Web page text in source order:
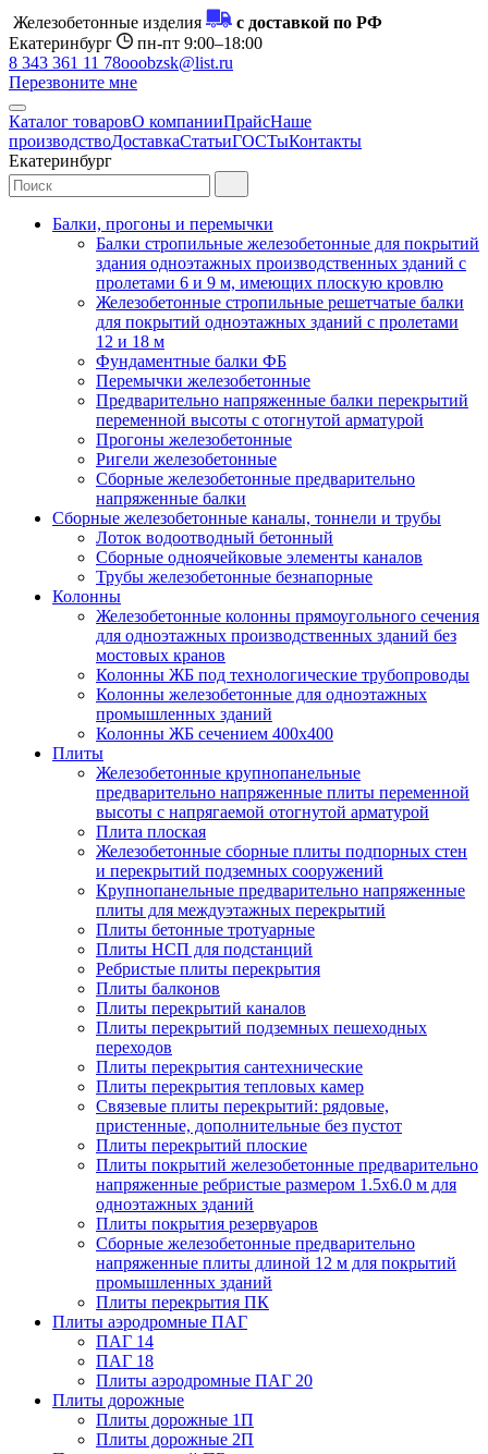
Железобетонные изделия
с доставкой по РФ
Екатеринбург
пн-пт 9:00–18:00
8 343 361 11 78ooobzsk@list.ru
Перезвоните мне
Каталог товаровО компанииПрайсНаше
производствоДоставкаСтатьиГОСТыКонтакты
Екатеринбург
Балки, прогоны и перемычки
Балки стропильные железобетонные для покрытий
здания одноэтажных производственных зданий с
пролетами 6 и 9 м, имеющих плоскую кровлю
Железобетонные стропильные решетчатые балки
для покрытий одноэтажных зданий с пролетами
12 и 18 м
Фундаментные балки ФБ
Перемычки железобетонные
Предварительно напряженные балки перекрытий
переменной высоты с отогнутой арматурой
Прогоны железобетонные
Ригели железобетонные
Сборные железобетонные предварительно
напряженные балки
Сборные железобетонные каналы, тоннели и трубы
Лоток водоотводный бетонный
Сборные одноячейковые элементы каналов
Трубы железобетонные безнапорные
Колонны
Железобетонные колонны прямоугольного сечения
для одноэтажных производственных зданий без
мостовых кранов
Колонны ЖБ под технологические трубопроводы
Колонны железобетонные для одноэтажных
промышленных зданий
Колонны ЖБ сечением 400х400
Плиты
Железобетонные крупнопанельные
предварительно напряженные плиты переменной
высоты с напрягаемой отогнутой арматурой
Плита плоская
Железобетонные сборные плиты подпорных стен
и перекрытий подземных сооружений
Крупнопанельные предварительно напряженные
плиты для междуэтажных перекрытий
Плиты бетонные тротуарные
Плиты НСП для подстанций
Ребристые плиты перекрытия
Плиты балконов
Плиты перекрытий каналов
Плиты перекрытий подземных пешеходных
переходов
Плиты перекрытия сантехнические
Плиты перекрытия тепловых камер
Связевые плиты перекрытий: рядовые,
пристенные, дополнительные без пустот
Плиты перекрытий плоские
Плиты покрытий железобетонные предварительно
напряженные ребристые размером 1.5х6.0 м для
одноэтажных зданий
Плиты покрытия резервуаров
Сборные железобетонные предварительно
напряженные плиты длиной 12 м для покрытий
промышленных зданий
Плиты перекрытия ПК
Плиты аэродромные ПАГ
ПАГ 14
ПАГ 18
Плиты аэродромные ПАГ 20
Плиты дорожные
Плиты дорожные 1П
Плиты дорожные 2П